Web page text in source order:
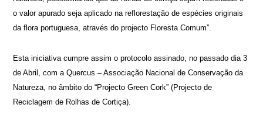
o valor apurado seja aplicado na reflorestação de espécies originais
da flora portuguesa, através do projecto Floresta Comum”.
Esta iniciativa cumpre assim o protocolo assinado, no passado dia 3
de Abril, com a Quercus – Associação Nacional de Conservação da
Natureza, no âmbito do “Projecto Green Cork” (Projecto de
Reciclagem de Rolhas de Cortiça).